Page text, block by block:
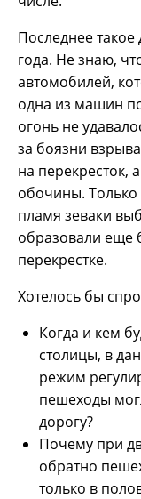
Последнее
года. Не знаю,
автомобилей,
одна из машин
огонь не
за боязни
на перекресток,
обочины. Только
пламя зеваки
образовали еще
перекрестке.
Хотелось бы
Когда и кем
столицы, в
режим
пешеходы
дорогу?
Почему при
обратно
только в